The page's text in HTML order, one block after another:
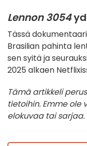
Lennon 3054
Tässä
Brasilian pahinta
sen syitä ja
2025 alkaen
Tämä artikkeli
tietoihin. Emme
elokuvaa tai sarjaa.